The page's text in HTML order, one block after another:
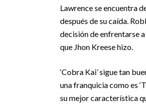
Lawrence se encuentra
después de su caída.
decisión de enfrentarse
que Jhon Kreese hizo.
‘Cobra Kai’ sigue tan
una franquicia como es
su mejor característica